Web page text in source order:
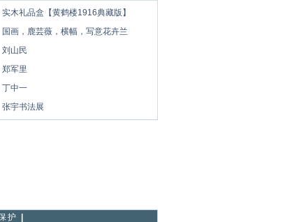
实木礼品盒【黄鹤楼1916典藏版】
国画，鹿芸薇，横幅，写意花卉兰
刘山民
郑军里
丁中一
张宇书法展
护